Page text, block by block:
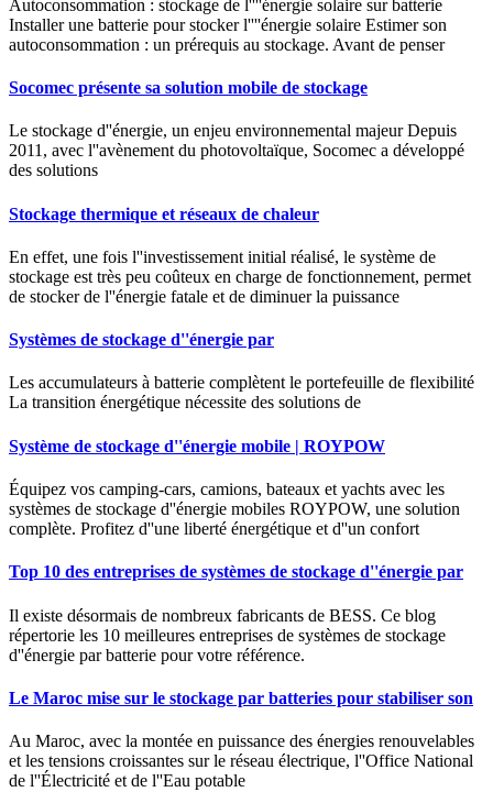
Autoconsommation : stockage de l''''énergie solaire sur batterie
Installer une batterie pour stocker l''''énergie solaire Estimer son
autoconsommation : un prérequis au stockage. Avant de penser
Socomec présente sa solution mobile de stockage
Le stockage d''énergie, un enjeu environnemental majeur Depuis
2011, avec l''avènement du photovoltaïque, Socomec a développé
des solutions
Stockage thermique et réseaux de chaleur
En effet, une fois l''investissement initial réalisé, le système de
stockage est très peu coûteux en charge de fonctionnement, permet
de stocker de l''énergie fatale et de diminuer la puissance
Systèmes de stockage d''énergie par
Les accumulateurs à batterie complètent le portefeuille de flexibilité
La transition énergétique nécessite des solutions de
Système de stockage d''énergie mobile | ROYPOW
Équipez vos camping-cars, camions, bateaux et yachts avec les
systèmes de stockage d''énergie mobiles ROYPOW, une solution
complète. Profitez d''une liberté énergétique et d''un confort
Top 10 des entreprises de systèmes de stockage d''énergie par
Il existe désormais de nombreux fabricants de BESS. Ce blog
répertorie les 10 meilleures entreprises de systèmes de stockage
d''énergie par batterie pour votre référence.
Le Maroc mise sur le stockage par batteries pour stabiliser son
Au Maroc, avec la montée en puissance des énergies renouvelables
et les tensions croissantes sur le réseau électrique, l''Office National
de l''Électricité et de l''Eau potable